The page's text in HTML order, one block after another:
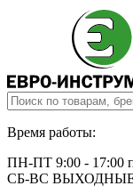
Время работы:
ПН-ПТ 9:00 - 17:00
СБ-ВС